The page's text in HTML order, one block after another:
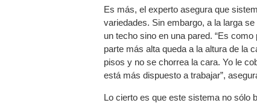
Es más, el experto asegura que
variedades. Sin embargo, a la larga
un techo sino en una pared. “Es
parte más alta queda a la altura de la
pisos y no se chorrea la cara. Yo le
está más dispuesto a trabajar”,
Lo cierto es que este sistema no sólo